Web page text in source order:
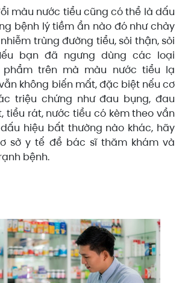
màu nước tiểu cũng có thể là dấu
bệnh lý tiềm ẩn nào đó như chảy
trùng đường tiểu, sỏi thận, sỏi
bạn đã ngưng dùng các loại
trên mà màu nước tiểu lạ
không biến mất, đặc biệt nếu cơ
triệu chứng như đau bụng, đau
tiểu rát, nước tiểu có kèm theo vẩn
hiệu bất thường nào khác, hãy
sở y tế để bác sĩ thăm khám và
bệnh.